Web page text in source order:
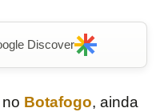
Discover
Botafogo, ainda